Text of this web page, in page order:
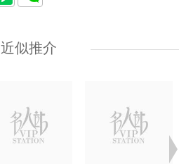
近似推介